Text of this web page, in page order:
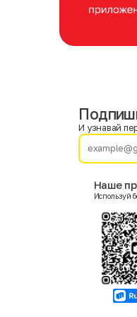
Женский
Согласие на получение
И узнавай
Наше
Используй